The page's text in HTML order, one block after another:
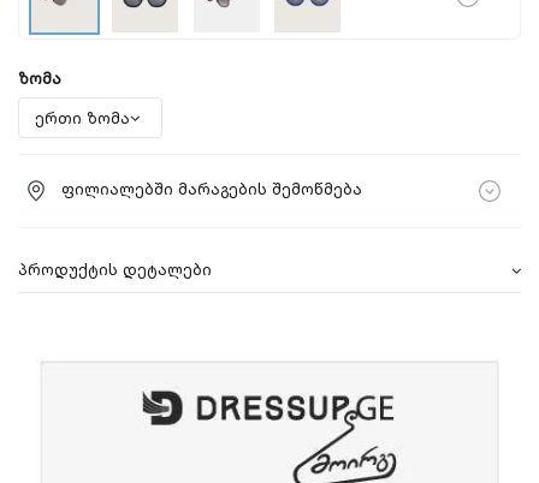
ზომა
ფილიალებში მარაგების შემოწმება
პროდუქტის დეტალები